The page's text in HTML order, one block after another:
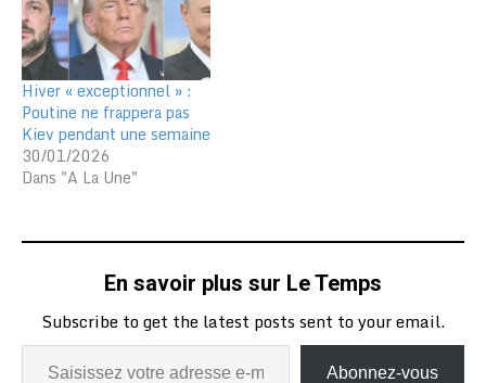
Hiver « exceptionnel » :
Poutine ne frappera pas
Kiev pendant une semaine
30/01/2026
Dans "A La Une"
En savoir plus sur Le Temps
Subscribe to get the latest posts sent to your email.
Abonnez-vous